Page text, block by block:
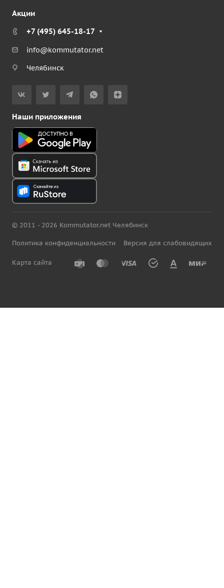
Акции
+7 (495) 645-18-17
info@kommutator.net
Челябинск
Наши приложения
© 2011 - 2026 Kommutator.net Челябинск
Политика конфиденциальности Версия для слабовидящих
Карта сайта